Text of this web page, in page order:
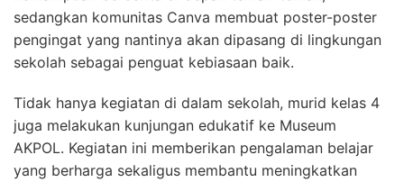
sedangkan komunitas Canva membuat poster-poster
pengingat yang nantinya akan dipasang di lingkungan
sekolah sebagai penguat kebiasaan baik.
Tidak hanya kegiatan di dalam sekolah, murid kelas 4
juga melakukan kunjungan edukatif ke Museum
AKPOL. Kegiatan ini memberikan pengalaman belajar
yang berharga sekaligus membantu meningkatkan